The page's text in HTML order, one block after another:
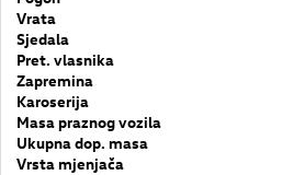
Vrata
Sjedala
Pret. vlasnika
Zapremina
Karoserija
Masa praznog vozila
Ukupna dop. masa
Vrsta mjenjača